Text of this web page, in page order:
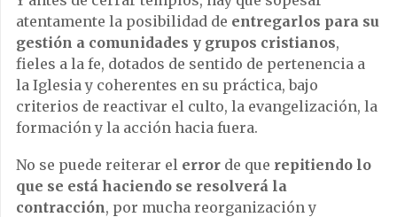
atentamente la posibilidad de entregarlos para su
gestión a comunidades y grupos cristianos,
fieles a la fe, dotados de sentido de pertenencia a
la Iglesia y coherentes en su práctica, bajo
criterios de reactivar el culto, la evangelización, la
formación y la acción hacia fuera.
No se puede reiterar el error de que repitiendo lo
que se está haciendo se resolverá la
contracción, por mucha reorganización y